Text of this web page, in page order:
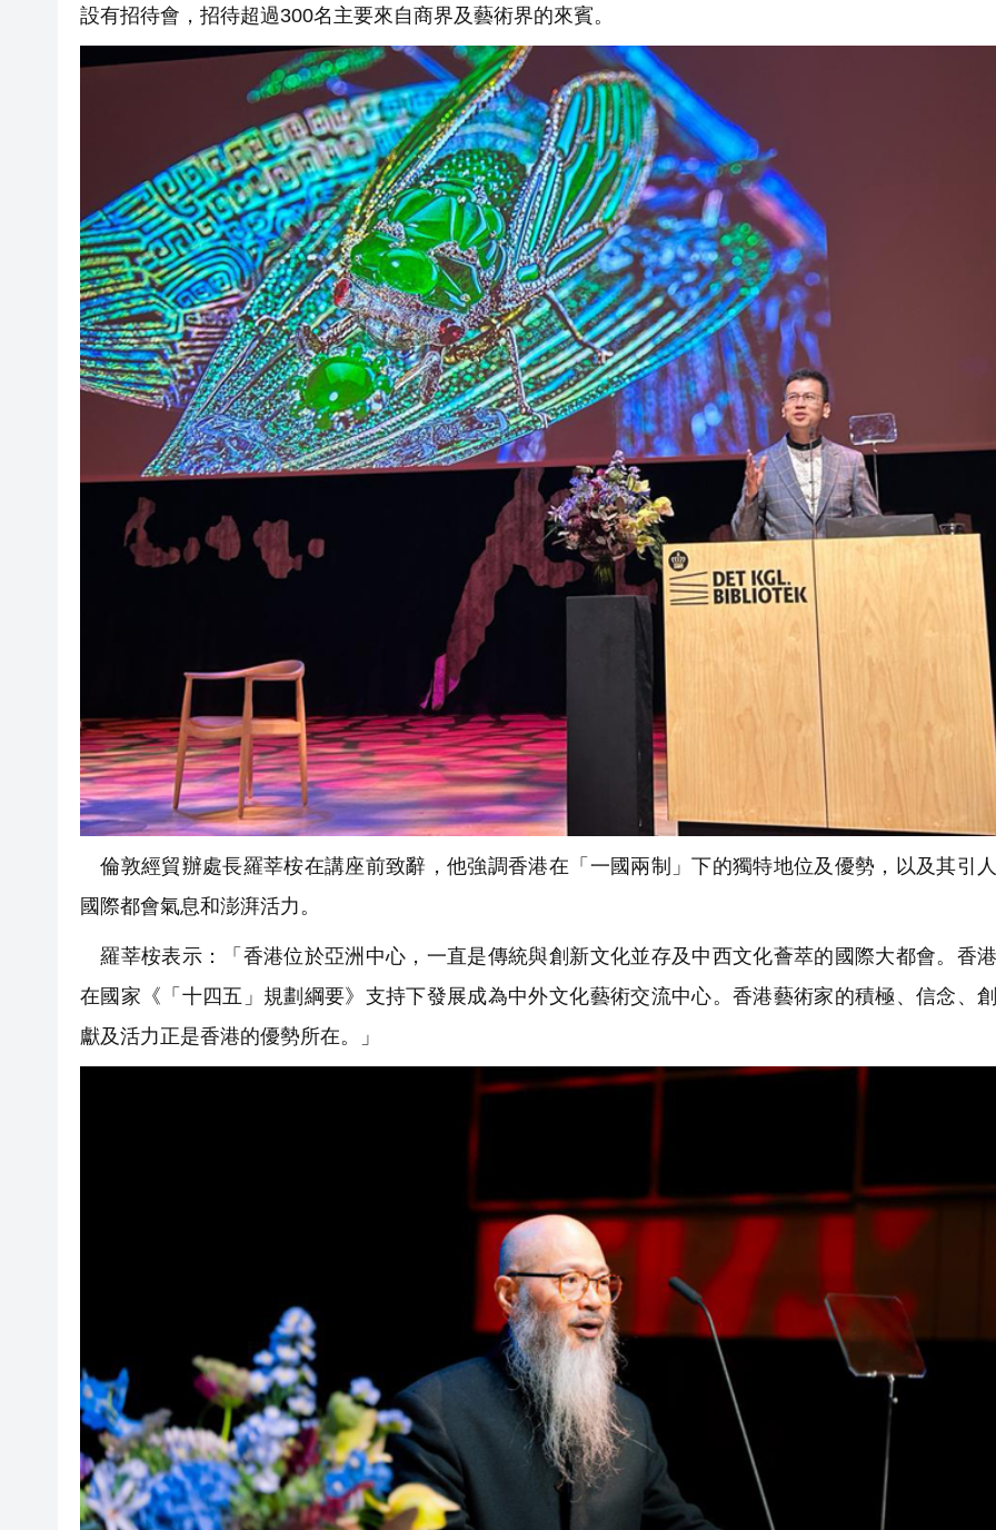
設有招待會，招待超過300名主要來自商界及藝術界的來賓。
倫敦經貿辦處長羅莘桉在講座前致辭，他強調香港在「一國兩制」下的獨特地位及優勢，以及其引
國際都會氣息和澎湃活力。
羅莘桉表示：「香港位於亞洲中心，一直是傳統與創新文化並存及中西文化薈萃的國際大都會。香
在國家《「十四五」規劃綱要》支持下發展成為中外文化藝術交流中心。香港藝術家的積極、信念、
獻及活力正是香港的優勢所在。」